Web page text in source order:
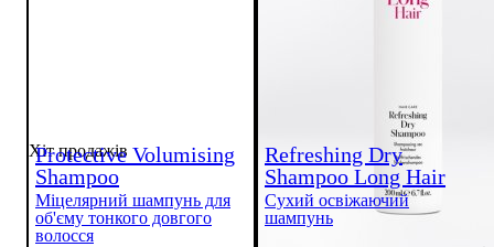
Хіт продажів
Protective Volumising
Shampoo
Міцелярний шампунь для
об'єму тонкого довгого
волосся
Refreshing Dry
Shampoo Long Hair
Сухий освіжаючий
шампунь